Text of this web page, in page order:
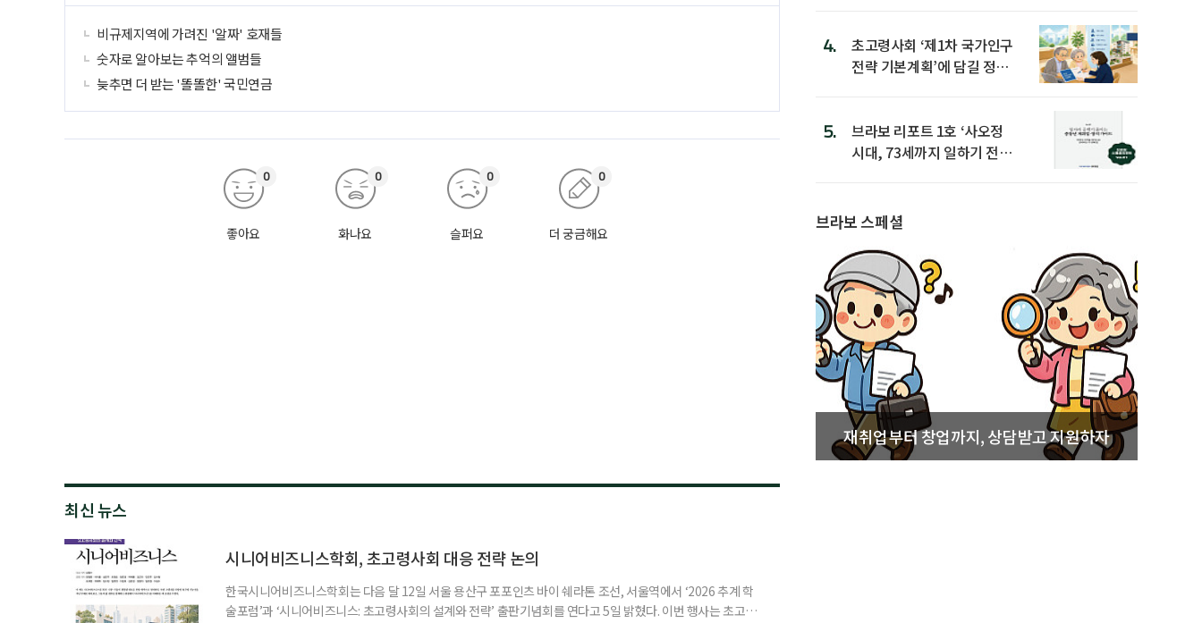
비규제지역에 가려진 '알짜' 호재들
숫자로 알아보는 추억의 앨범들
늦추면 더 받는 '똘똘한' 국민연금
좋아요
0
화나요
0
슬퍼요
0
더 궁금해요
0
최신 뉴스
시니어비즈니스학회, 초고령사회 대응 전략 논의
한국시니어비즈니스학회는 다음 달 12일 서울 용산구 포포인츠 바이 쉐라톤 조선, 서울역에서 ‘2026 추계 학
술포럼’과 ‘시니어비즈니스: 초고령사회의 설계와 전략’ 출판기념회를 연다고 5일 밝혔다. 이번 행사는 초고령
4.
초고령사회 ‘제1차 국가인구
전략 기본계획’에 담길 정책
5.
브라보 리포트 1호 ‘사오정
시대, 73세까지 일하기 전략’
브라보 스페셜
재취업부터 창업까지, 상담받고 지원하자